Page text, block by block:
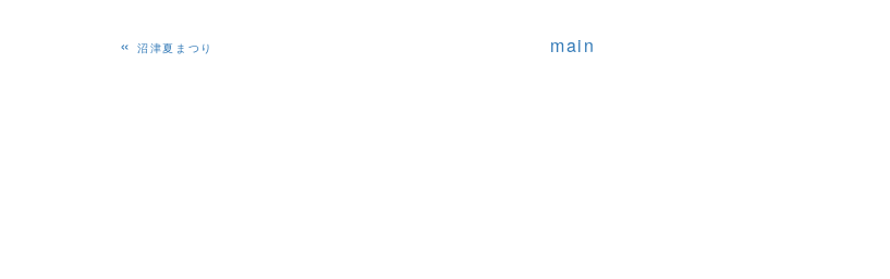
«沼津夏まつり main